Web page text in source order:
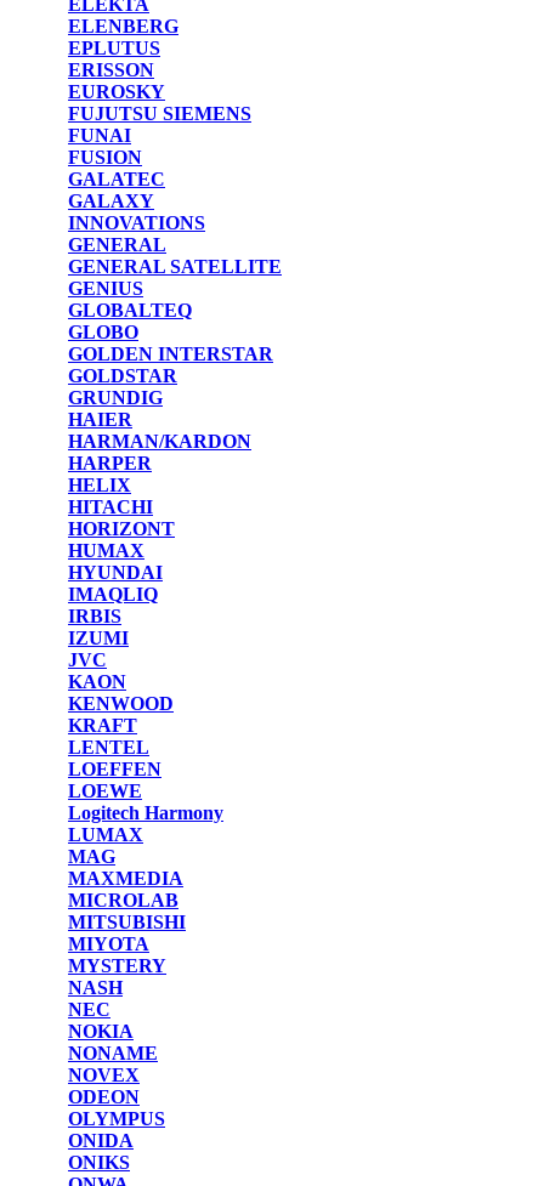
ELEKTA
ELENBERG
EPLUTUS
ERISSON
EUROSKY
FUJUTSU SIEMENS
FUNAI
FUSION
GALATEC
GALAXY
INNOVATIONS
GENERAL
GENERAL SATELLITE
GENIUS
GLOBALTEQ
GLOBO
GOLDEN INTERSTAR
GOLDSTAR
GRUNDIG
HAIER
HARMAN/KARDON
HARPER
HELIX
HITACHI
HORIZONT
HUMAX
HYUNDAI
IMAQLIQ
IRBIS
IZUMI
JVC
KAON
KENWOOD
KRAFT
LENTEL
LOEFFEN
LOEWE
Logitech Harmony
LUMAX
MAG
MAXMEDIA
MICROLAB
MITSUBISHI
MIYOTA
MYSTERY
NASH
NEC
NOKIA
NONAME
NOVEX
ODEON
OLYMPUS
ONIDA
ONIKS